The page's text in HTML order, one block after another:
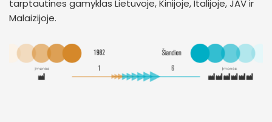
tarptautines gamyklas Lietuvoje, Kinijoje, Italijoje, JAV ir
Malaizijoje.